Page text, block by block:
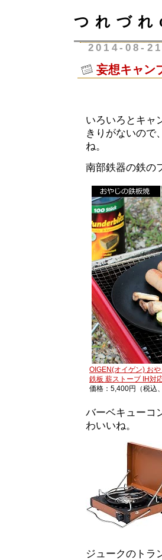
つれづ
2014-08-21
妄想キャン
いろいろとキャ
きりがないので
ね。
南部鉄器の鉄の
OIGEN(オイゲン) お
鉄板 薪ストーブ IH対
価格：5,400円（税込
バーベキューコ
わいいね。
ジュークのトラ